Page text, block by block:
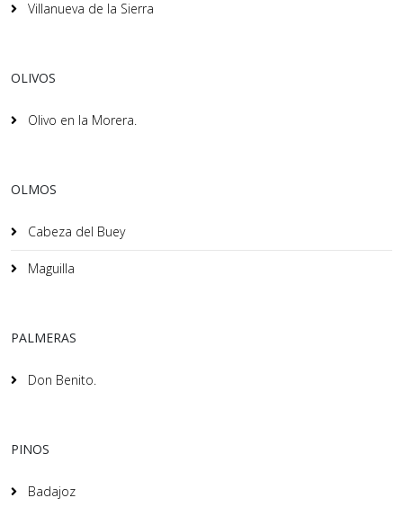
Villanueva de la Sierra
OLIVOS
Olivo en la Morera.
OLMOS
Cabeza del Buey
Maguilla
PALMERAS
Don Benito.
PINOS
Badajoz